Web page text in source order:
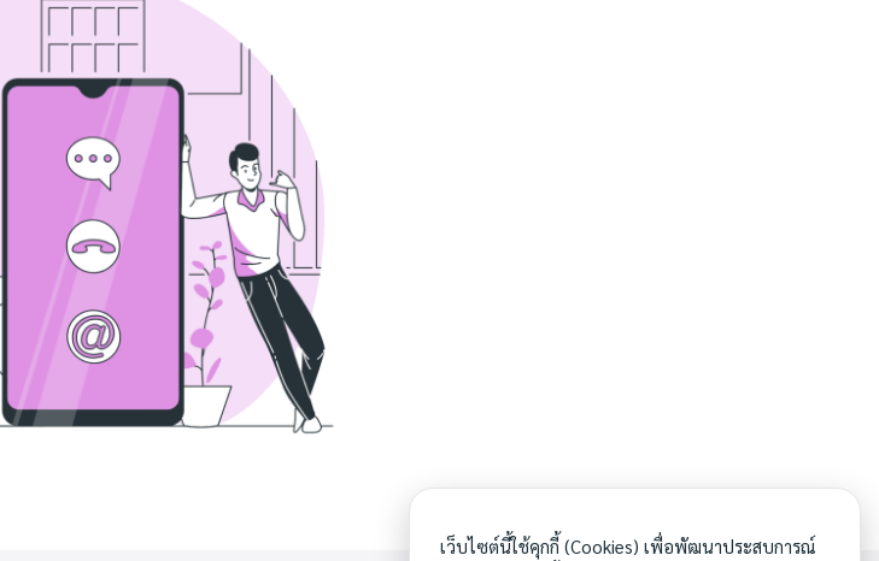
เว็บไซต์นี้ใช้คุกกี้ (Cookies) เพื่อพัฒนาประสบการณ์